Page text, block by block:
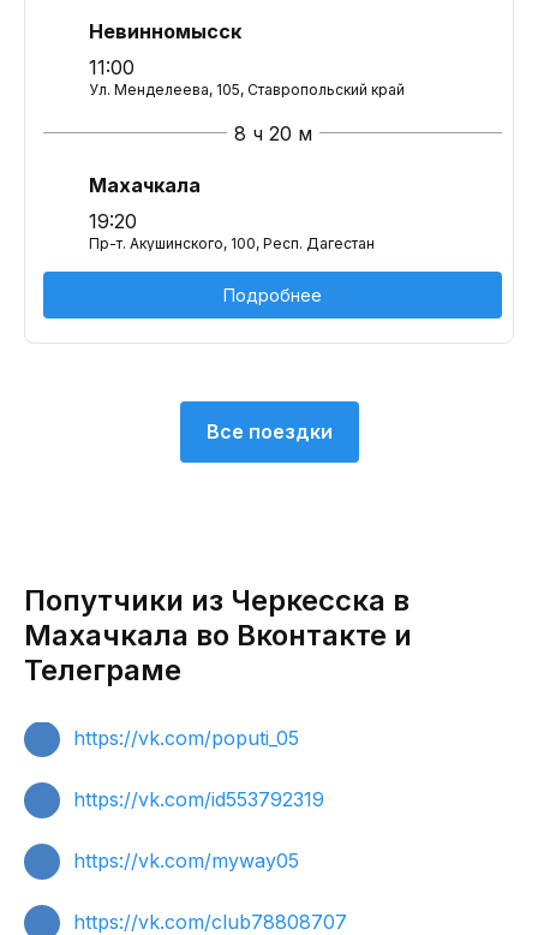
Невинномысск
11:00
Ул. Менделеева, 105, Ставропольский край
8 ч 20 м
Махачкала
19:20
Пр-т. Акушинского, 100, Респ. Дагестан
Подробнее
Все поездки
Попутчики из Черкесска в
Махачкала во Вконтакте и
Телеграме
https://vk.com/poputi_05
https://vk.com/id553792319
https://vk.com/myway05
https://vk.com/club78808707